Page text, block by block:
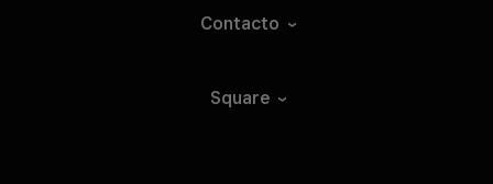
Contacto
Square